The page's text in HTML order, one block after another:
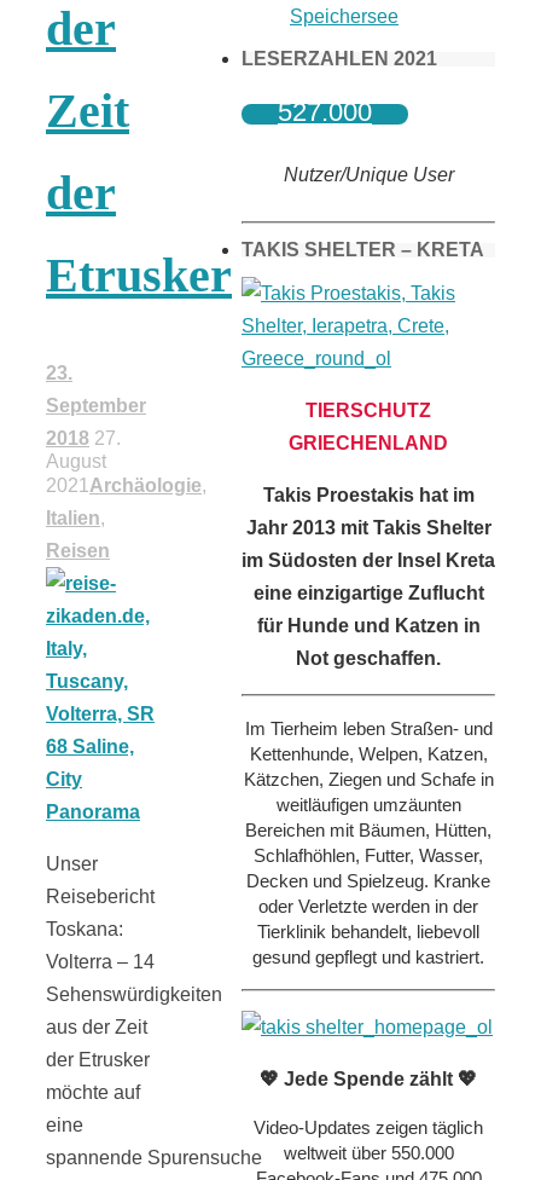
der
Zeit
der
Etrusker
23.
September
2018 27.
August
2021 Archäologie,
Italien,
Reisen
Unser
Reisebericht
Toskana:
Volterra – 14
Sehenswürdigkeiten
aus der Zeit
der Etrusker
möchte auf
eine
spannende Spurensuche
Speichersee
LESERZAHLEN 2021
527.000
Nutzer/Unique User
TAKIS SHELTER – KRETA
TIERSCHUTZ
GRIECHENLAND
Takis Proestakis hat im
Jahr 2013 mit Takis Shelter
im Südosten der Insel Kreta
eine einzigartige Zuflucht
für Hunde und Katzen in
Not geschaffen.
Im Tierheim leben Straßen- und
Kettenhunde, Welpen, Katzen,
Kätzchen, Ziegen und Schafe in
weitläufigen umzäunten
Bereichen mit Bäumen, Hütten,
Schlafhöhlen, Futter, Wasser,
Decken und Spielzeug. Kranke
oder Verletzte werden in der
Tierklinik behandelt, liebevoll
gesund gepflegt und kastriert.
💖 Jede Spende zählt 💖
Video-Updates zeigen täglich
weltweit über 550.000